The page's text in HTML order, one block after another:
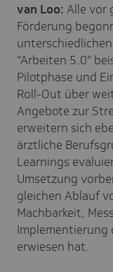
van Loo: Alle vor
Förderung
"Arbeiten 5.0"
Pilotphase und
Roll-Out über
Angebote zur
erweitern sich
ärztliche
Learnings
Umsetzung
gleichen Ablauf
Machbarkeit,
Implementierung
erwiesen hat.